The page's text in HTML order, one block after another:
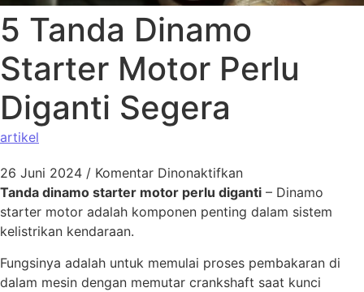
5 Tanda Dinamo
Starter Motor Perlu
Diganti Segera
artikel
26 Juni 2024 / Komentar Dinonaktifkan
Tanda dinamo starter motor perlu diganti – Dinamo
starter motor adalah komponen penting dalam sistem
kelistrikan kendaraan.
Fungsinya adalah untuk memulai proses pembakaran di
dalam mesin dengan memutar crankshaft saat kunci